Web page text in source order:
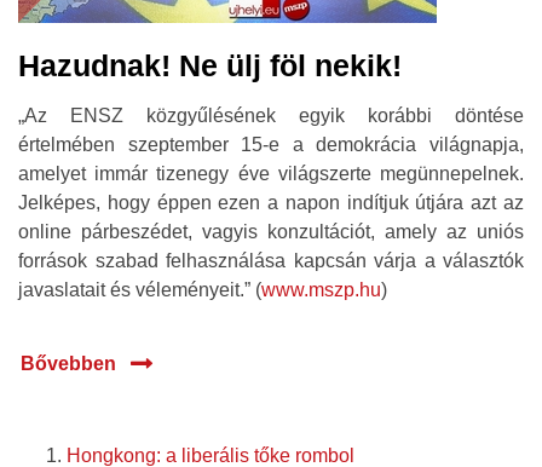
Hazudnak! Ne ülj föl nekik!
„Az ENSZ közgyűlésének egyik korábbi döntése
értelmében szeptember 15-e a demokrácia világnapja,
amelyet immár tizenegy éve világszerte megünnepelnek.
Jelképes, hogy éppen ezen a napon indítjuk útjára azt az
online párbeszédet, vagyis konzultációt, amely az uniós
források szabad felhasználása kapcsán várja a választók
javaslatait és véleményeit.” (www.mszp.hu)
Bővebben
Hongkong: a liberális tőke rombol